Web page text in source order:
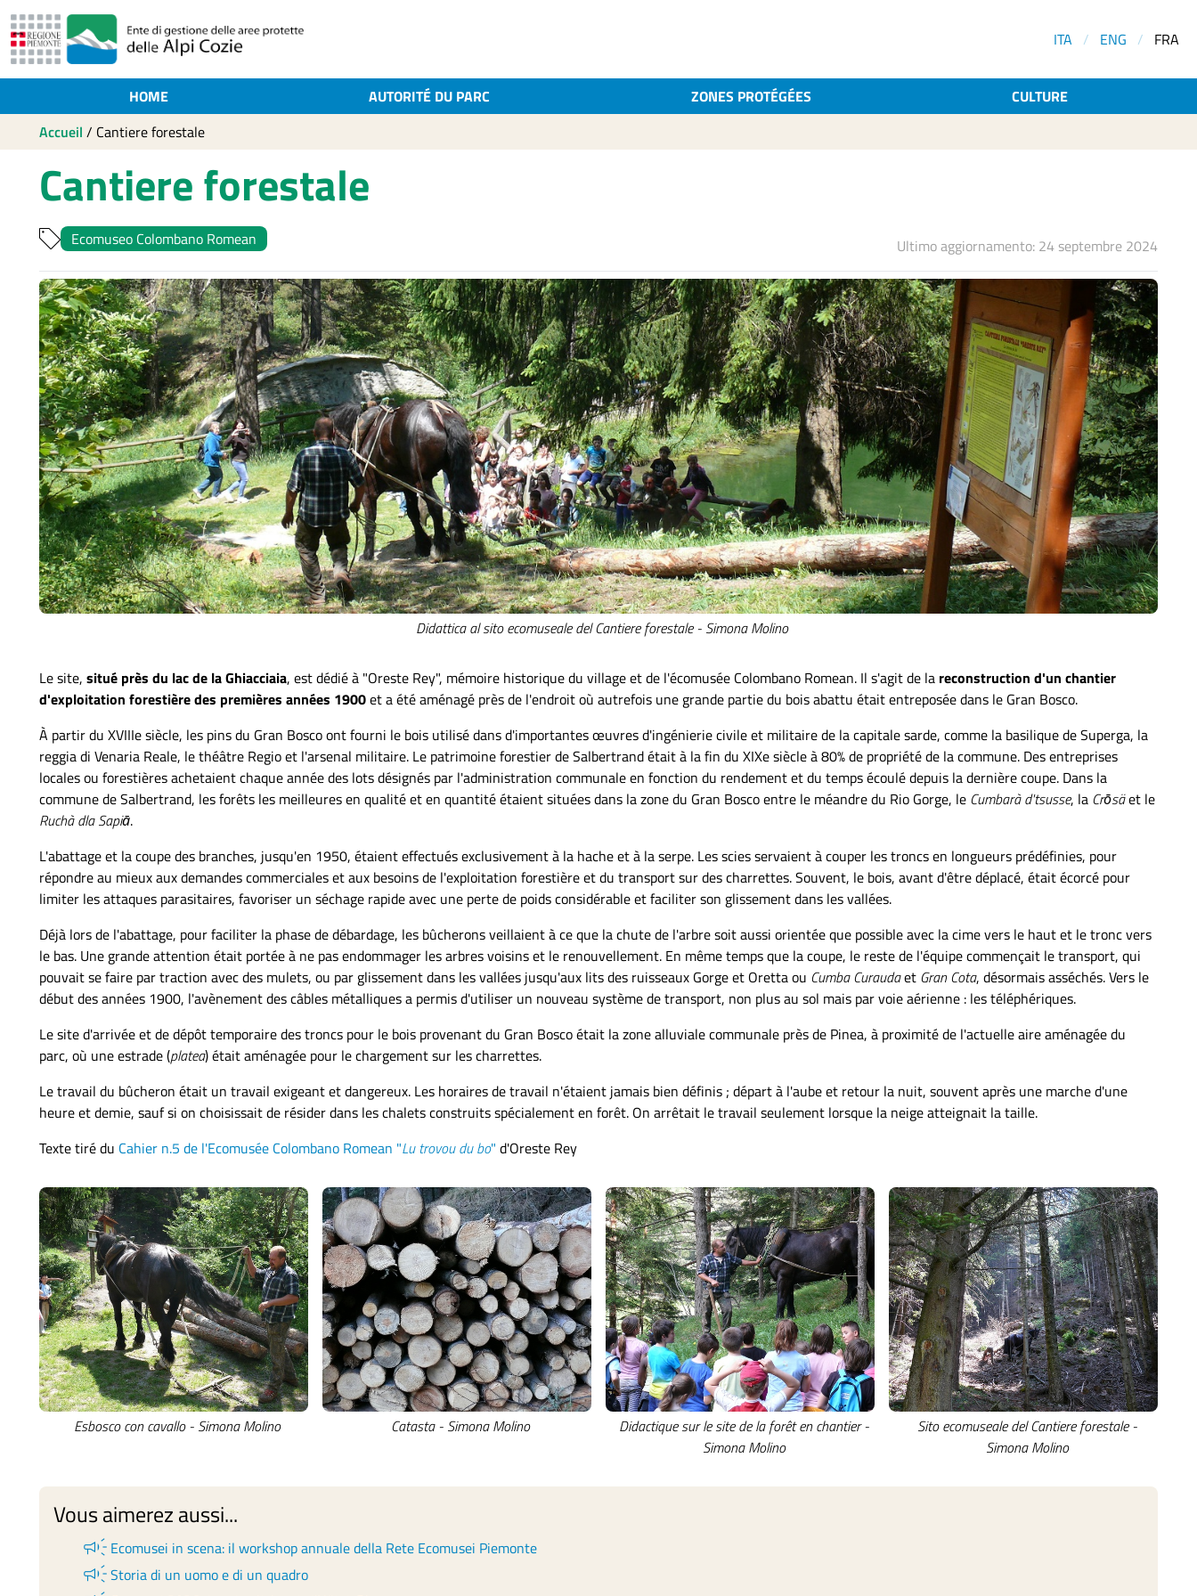
ITA / ENG / FRA
HOME AUTORITÉ DU PARC ZONES PROTÉGÉES
CULTURE
Accueil / Cantiere forestale
Cantiere forestale
Ecomuseo Colombano Romean Ultimo aggiornamento: 24 septembre 2024
Didattica al sito ecomuseale del Cantiere forestale - Simona Molino
Le site, situé près du lac de la Ghiacciaia, est dédié à "Oreste Rey", mémoire historique du village et de l'écomusée Colombano Romean. Il s'agit de la reconstruction d'un chantier
d'exploitation forestière des premières années 1900et a été aménagé près de l'endroit où autrefois une grande partie du bois abattu était entreposée dans le Gran Bosco.
À partir du XVIIIe siècle, les pins du Gran Bosco ont fourni le bois utilisé dans d'importantes œuvres d'ingénierie civile et militaire de la capitale sarde, comme la basilique de Superga, la
reggia di Venaria Reale, le théâtre Regio et l'arsenal militaire. Le patrimoine forestier de Salbertrand était à la fin du XIXe siècle à 80% de propriété de la commune. Des entreprises
locales ou forestières achetaient chaque année des lots désignés par l'administration communale en fonction du rendement et du temps écoulé depuis la dernière coupe. Dans la
commune de Salbertrand, les forêts les meilleures en qualité et en quantité étaient situées dans la zone du Gran Bosco entre le méandre du Rio Gorge, le Cumbarà d'tsusse, la Crōsäet le
Ruchà dla Sapiā.
L'abattage et la coupe des branches, jusqu'en 1950, étaient effectués exclusivement à la hache et à la serpe. Les scies servaient à couper les troncs en longueurs prédéfinies, pour
répondre au mieux aux demandes commerciales et aux besoins de l'exploitation forestière et du transport sur des charrettes. Souvent, le bois, avant d'être déplacé, était écorcé pour
limiter les attaques parasitaires, favoriser un séchage rapide avec une perte de poids considérable et faciliter son glissement dans les vallées.
Déjà lors de l'abattage, pour faciliter la phase de débardage, les bûcherons veillaient à ce que la chute de l'arbre soit aussi orientée que possible avec la cime vers le haut et le tronc vers
le bas. Une grande attention était portée à ne pas endommager les arbres voisins et le renouvellement. En même temps que la coupe, le reste de l'équipe commençait le transport, qui
pouvait se faire par traction avec des mulets, ou par glissement dans les vallées jusqu'aux lits des ruisseaux Gorge et Oretta ou Cumba Curaudaet Gran Cota, désormais asséchés. Vers le
début des années 1900, l'avènement des câbles métalliques a permis d'utiliser un nouveau système de transport, non plus au sol mais par voie aérienne : les téléphériques.
Le site d'arrivée et de dépôt temporaire des troncs pour le bois provenant du Gran Bosco était la zone alluviale communale près de Pinea, à proximité de l'actuelle aire aménagée du
parc, où une estrade (platea) était aménagée pour le chargement sur les charrettes.
Le travail du bûcheron était un travail exigeant et dangereux. Les horaires de travail n'étaient jamais bien définis ; départ à l'aube et retour la nuit, souvent après une marche d'une
heure et demie, sauf si on choisissait de résider dans les chalets construits spécialement en forêt. On arrêtait le travail seulement lorsque la neige atteignait la taille.
Texte tiré du Cahier n.5 de l'Ecomusée Colombano Romean "Lu trovou du bo" d'Oreste Rey
Esbosco con cavallo - Simona Molino Catasta - Simona Molino
Didactique sur le site de la forêt en chantier -
Simona Molino
Sito ecomuseale del Cantiere forestale -
Simona Molino
Vous aimerez aussi...
campaign Ecomusei in scena: il workshop annuale della Rete Ecomusei Piemonte
campaignStoria di un uomo e di un quadro